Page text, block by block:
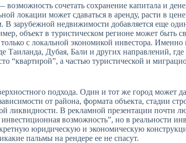
сочетать сохранение капитала и
локации может сдаватьcя в аренду, расти в
В зарубежной недвижимости добавляется еще
объект в туристическом регионе может быть
с локальной экономикой инвестора. Именно
Таиланда, Дубая, Бали и других направлений, где
“квартирой”, а частью туристической и
подхода. Один и тот же город может
от района, формата объекта, стадии
ликвидности. В рекламной презентации почти
возможность”, но в реальности
юридическую и экономическую
пальмы на рендере ее не спасут.